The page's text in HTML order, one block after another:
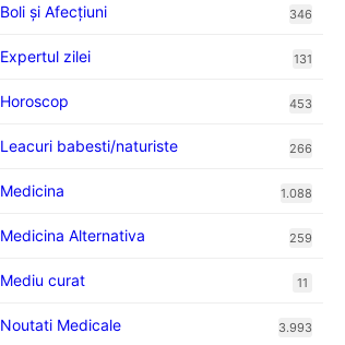
Boli și Afecțiuni 346
Expertul zilei 131
Horoscop 453
Leacuri babesti/naturiste 266
Medicina 1.088
Medicina Alternativa 259
Mediu curat 11
Noutati Medicale 3.993